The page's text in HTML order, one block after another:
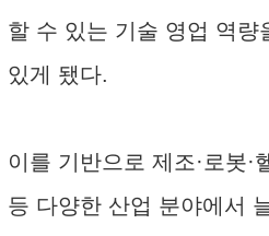
할 수 있는 기술 영업 역량
있게 됐다.
이를 기반으로 제조·로봇·
등 다양한 산업 분야에서